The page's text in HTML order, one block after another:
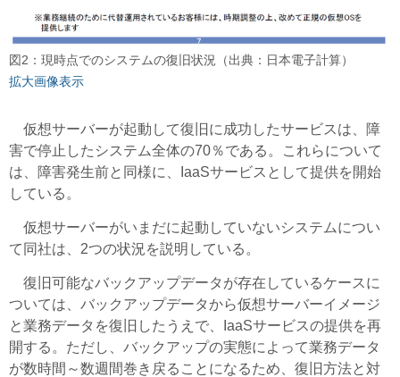
図2：現時点でのシステムの復旧状況（出典：日本電子計算）
拡大画像表示
仮想サーバーが起動して復旧に成功したサービスは、障
害で停止したシステム全体の70％である。これらについて
は、障害発生前と同様に、IaaSサービスとして提供を開始
している。
仮想サーバーがいまだに起動していないシステムについ
て同社は、2つの状況を説明している。
復旧可能なバックアップデータが存在しているケースに
ついては、バックアップデータから仮想サーバーイメージ
と業務データを復旧したうえで、IaaSサービスの提供を再
開する。ただし、バックアップの実態によって業務データ
が数時間～数週間巻き戻ることになるため、復旧方法と対